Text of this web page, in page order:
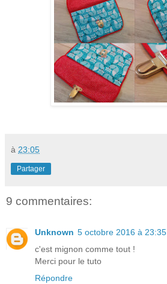
à 23:05
Partager
9 commentaires:
Unknown 5 octobre 2016 à 23:35
c'est mignon comme tout !
Merci pour le tuto
Répondre